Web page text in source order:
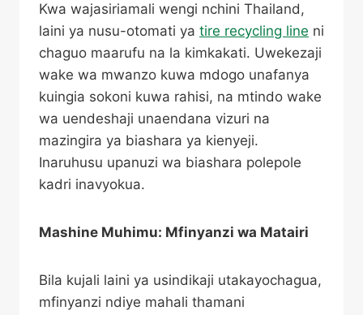
Kwa wajasiriamali wengi nchini Thailand,
laini ya nusu-otomati ya tire recycling line ni
chaguo maarufu na la kimkakati. Uwekezaji
wake wa mwanzo kuwa mdogo unafanya
kuingia sokoni kuwa rahisi, na mtindo wake
wa uendeshaji unaendana vizuri na
mazingira ya biashara ya kienyeji.
Inaruhusu upanuzi wa biashara polepole
kadri inavyokua.
Mashine Muhimu: Mfinyanzi wa Matairi
Bila kujali laini ya usindikaji utakayochagua,
mfinyanzi ndiye mahali thamani